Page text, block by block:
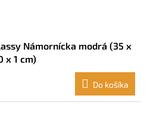
Námornícka modrá (35 x
x 1 cm)
Do košíka